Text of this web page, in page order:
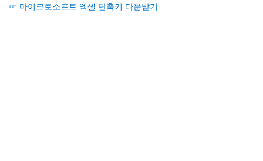
☞ 마이크로소프트 엑셀 단축키 다운받기